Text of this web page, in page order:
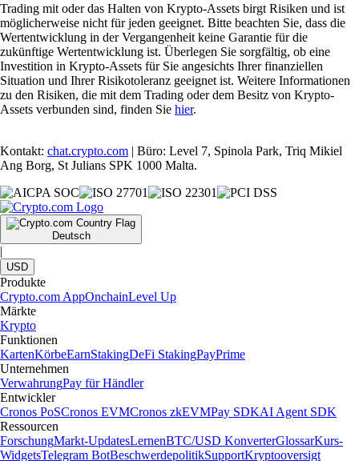
Trading mit oder das Halten von Krypto-Assets birgt Risiken und ist
möglicherweise nicht für jeden geeignet. Bitte beachten Sie, dass die
Wertentwicklung in der Vergangenheit keine Garantie für die
zukünftige Wertentwicklung ist. Überlegen Sie sorgfältig, ob eine
Investition in Krypto-Assets für Sie angesichts Ihrer finanziellen
Situation und Ihrer Risikotoleranz geeignet ist. Weitere Informationen
zu den Risiken, die mit dem Trading oder dem Besitz von Krypto-
Assets verbunden sind, finden Sie hier.
Kontakt: chat.crypto.com | Büro: Level 7, Spinola Park, Triq Mikiel
Ang Borg, St Julians SPK 1000 Malta.
Deutsch
|
USD
Produkte
Crypto.com AppOnchainLevel Up
Märkte
Krypto
Funktionen
KartenKörbeEarnStakingDeFi StakingPayPrime
Unternehmen
VerwahrungPay für Händler
Entwickler
Cronos PoSCronos EVMCronos zkEVMPay SDKAI Agent SDK
Ressourcen
ForschungMarkt-UpdatesLernenBTC/USD KonverterGlossarKurs-
WidgetsTelegram BotBeschwerdepolitikSupportKryptooversigt